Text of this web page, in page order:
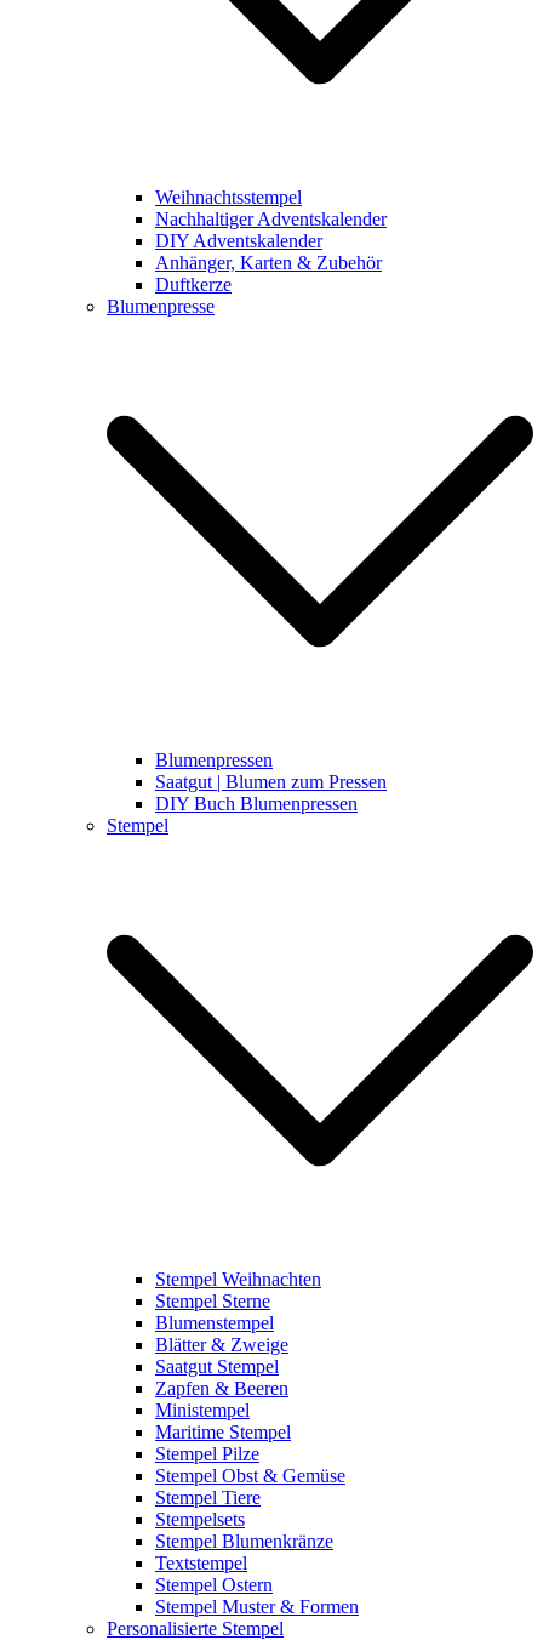
Weihnachtsstempel
Nachhaltiger Adventskalender
DIY Adventskalender
Anhänger, Karten & Zubehör
Duftkerze
Blumenpresse
Blumenpressen
Saatgut | Blumen zum Pressen
DIY Buch Blumenpressen
Stempel
Stempel Weihnachten
Stempel Sterne
Blumenstempel
Blätter & Zweige
Saatgut Stempel
Zapfen & Beeren
Ministempel
Maritime Stempel
Stempel Pilze
Stempel Obst & Gemüse
Stempel Tiere
Stempelsets
Stempel Blumenkränze
Textstempel
Stempel Ostern
Stempel Muster & Formen
Personalisierte Stempel